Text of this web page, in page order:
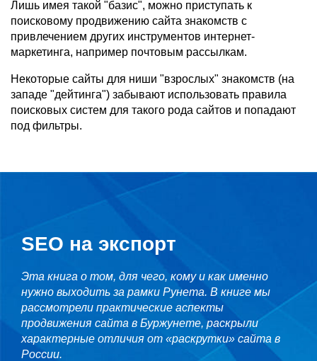
Лишь имея такой "базис", можно приступать к
поисковому продвижению сайта знакомств с
привлечением других инструментов интернет-
маркетинга, например почтовым рассылкам.
Некоторые сайты для ниши "взрослых" знакомств (на
западе "дейтинга") забывают использовать правила
поисковых систем для такого рода сайтов и попадают
под фильтры.
SEO на экспорт
Эта книга о том, для чего, кому и как именно
нужно выходить за рамки Рунета. В книге мы
рассмотрели практические аспекты
продвижения сайта в Буржунете, раскрыли
характерные отличия от «раскрутки» сайта в
России.